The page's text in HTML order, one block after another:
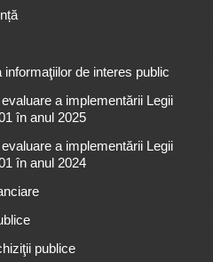
informaţiilor de interes public
a implementării Legii
în anul 2025
a implementării Legii
în anul 2024
publice